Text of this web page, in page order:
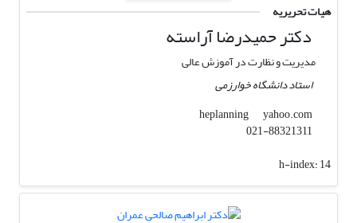
هیات تحریریه
دکتر حمیدرضا آراسته
مدیریت و نظارت در آموزش عالی
استاد دانشگاه خوارزمی
heplanning
yahoo.com
h-index:14